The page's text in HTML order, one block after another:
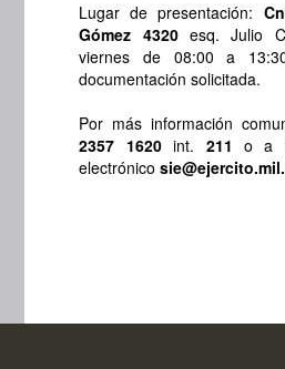
Lugar de presentación:
Gómez 4320esq. Julio
viernes de 08:00 a
documentación solicitada.
Por más información
2357 1620int. 211o a
electrónico